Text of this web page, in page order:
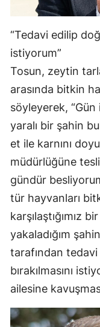
“Tedavi edilip
istiyorum”
Tosun, zeytin
arasında bitkin
söyleyerek,
yaralı bir şahin
et ile karnını
müdürlüğüne
gündür
tür hayvanları
karşılaştığımız
yakaladığım
tarafından tedavi
bırakılmasını
ailesine